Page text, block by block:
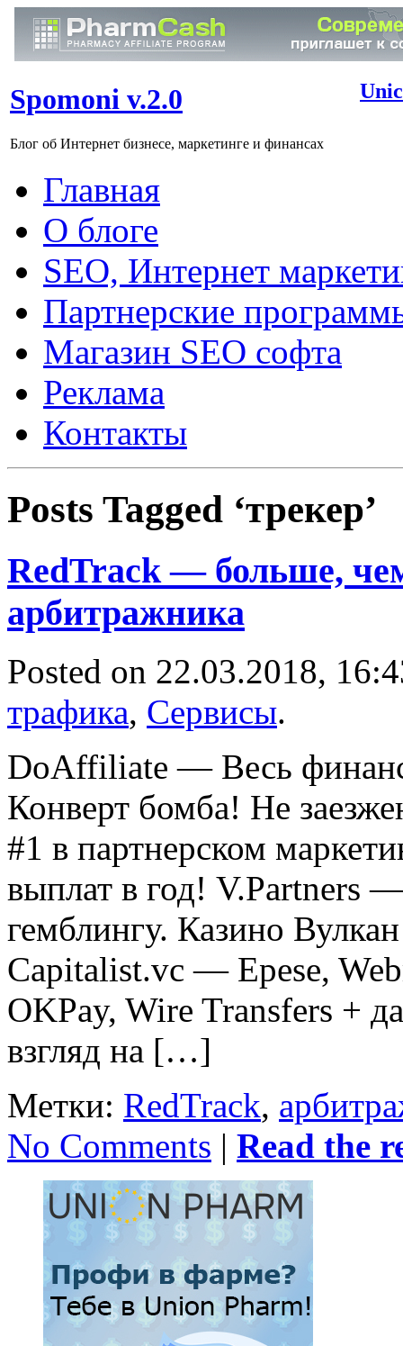
Spomoni v.2.0
Блог об Интернет бизнесе, маркетинге и финансах
Главная
О блоге
SEO, Интернет
Партнерские
Магазин SEO софта
Реклама
Контакты
Posts Tagged ‘трекер’
RedTrack — больше,
арбитражника
Posted on 22.03.2018,
трафика, Сервисы.
DoAffiliate — Весь
Конверт бомба! Не
#1 в партнерском
выплат в год! V.Partners
гемблингу. Казино
Capitalist.vc — Epese,
OKPay, Wire Transfers +
взгляд на […]
Метки: RedTrack,
No Comments | Read the